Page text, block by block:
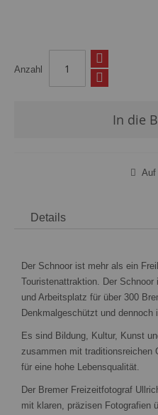
Anzahl
In die
Auf
Details
Der Schnoor ist mehr als ein
Touristenattraktion. Der
und Arbeitsplatz für über 300
Denkmalgeschützt und dennoch
Es sind Bildung, Kultur, Kunst
zusammen mit traditionsreichen
für eine hohe Lebensqualität.
Der Bremer Freizeitfotograf
mit klaren, präzisen Fotografien